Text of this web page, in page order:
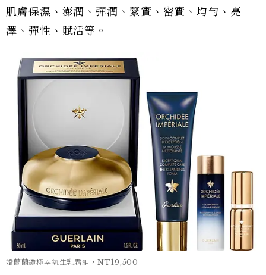
肌膚保濕、澎潤、彈潤、緊實、密實、均勻、亮
澤、彈性、賦活等。
嬌蘭蘭鑽極萃氧生乳霜組，NT19,500